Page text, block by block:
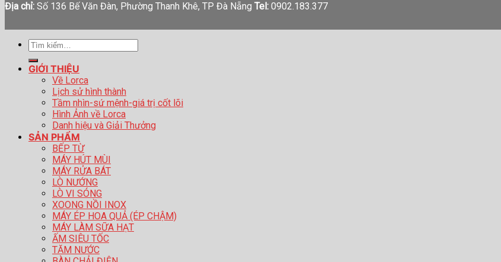
Địa chỉ: Số 136 Bế Văn Đàn, Phường Thanh Khê, TP Đà Nẵng Tel: 0902.183.377
Tìm
GIỚI THIỆU
Về Lorca
Lịch sử hình thành
Tầm nhìn-sứ mệnh-giá trị cốt lõi
Hình Ảnh về Lorca
Danh hiệu và Giải Thưởng
SẢN PHẨM
BẾP TỪ
MÁY HÚT MÙI
MÁY RỬA BÁT
LÒ NƯỚNG
LÒ VI SÓNG
XOONG NỒI INOX
MÁY ÉP HOA QUẢ (ÉP CHẬM)
MÁY LÀM SỮA HẠT
ẤM SIÊU TỐC
TĂM NƯỚC